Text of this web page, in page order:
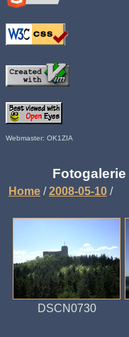
Webmaster: OK1ZIA
Home /2008-05-10 /
DSCN0730